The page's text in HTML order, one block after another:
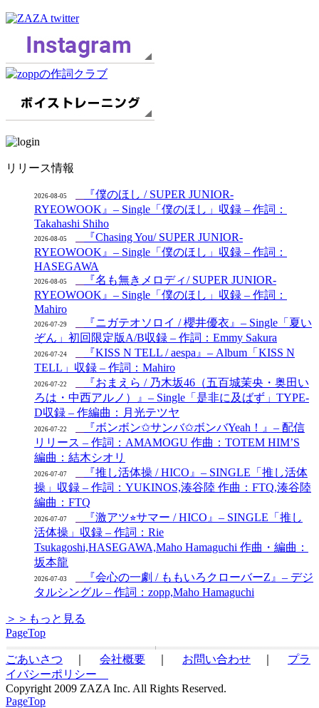
リリース情報
2026-08-05
『僕のほし / SUPER JUNIOR-
RYEOWOOK』– Single「僕のほし」収録 – 作詞：
Takahashi Shiho
2026-08-05
『Chasing You/ SUPER JUNIOR-
RYEOWOOK』– Single「僕のほし」収録 – 作詞：
HASEGAWA
2026-08-05
『名も無きメロディ/ SUPER JUNIOR-
RYEOWOOK』– Single「僕のほし」収録 – 作詞：
Mahiro
2026-07-29
『ニガテオソロイ / 櫻井優衣』– Single「夏い
ぞん」初回限定版A/B収録 – 作詞：Emmy Sakura
2026-07-24
『KISS N TELL / aespa』– Album「KISS N
TELL」収録 – 作詞：Mahiro
2026-07-22
『おまえら / 乃木坂46（五百城茉央・奥田い
ろは・中西アルノ）』– Single「是非に及ばず」TYPE-
D収録 – 作編曲：月光テツヤ
2026-07-22
『ボンボン✩サンバ✩ボンバYeah！』– 配信
リリース – 作詞：AMAMOGU 作曲：TOTEM HIM’S
編曲：結木シオリ
2026-07-07
『推し活体操 / HICO』– SINGLE「推し活体
操」収録 – 作詞：YUKINOS,湊谷陸 作曲：FTQ,湊谷陸
編曲：FTQ
2026-07-07
『激アツ⭐︎サマー / HICO』– SINGLE「推し
活体操」収録 – 作詞：Rie
Tsukagoshi,HASEGAWA,Maho Hamaguchi 作曲・編曲：
坂本龍
2026-07-03
『会心の一劇 / ももいろクローバーZ』– デジ
タルシングル – 作詞：zopp,Maho Hamaguchi
＞＞もっと見る
PageTop
ごあいさつ 会社概要 お問い合わせ
プラ
イバシーポリシー
Copyright 2009 ZAZA Inc. All Rights Reserved.
PageTop